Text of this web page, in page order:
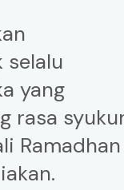
selalu
yang
rasa
Ramadhan